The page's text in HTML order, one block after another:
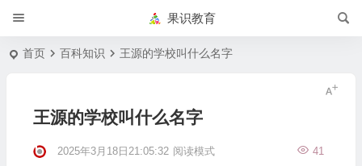
果识教育
首页 百科知识 王源的学校叫什么名字
王源的学校叫什么名字
2025年3月18日21:05:32 41
阅读模式